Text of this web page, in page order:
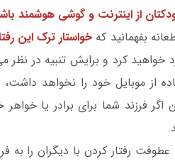
از اینترنت و گوشی هوشمند
بفهمانید که خواستار ترک این
خواهید کرد و برایش تنبیه در نظر
از موبایل خود را نخواهد
فرزند شما برای برادر یا خواهر
عطوفت رفتار کردن با دیگران را به